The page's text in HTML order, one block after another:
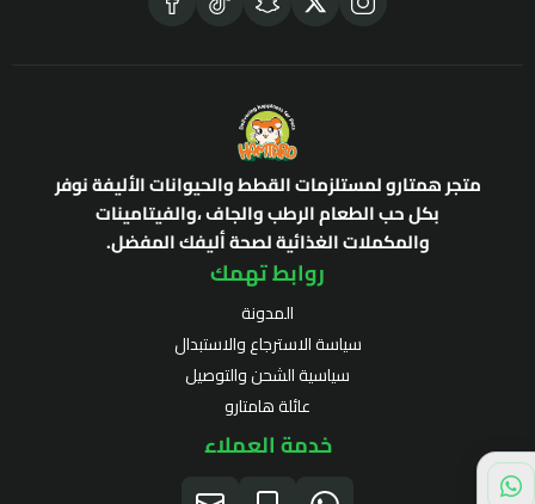
متجر همتارو لمستلزمات القطط والحيوانات الأليفة نوفر
بكل حب الطعام الرطب والجاف ،والفيتامينات
والمكملات الغذائية لصحة أليفك المفضل.
روابط تهمك
المدونة
سياسة الاسترجاع والاستبدال
سياسية الشحن والتوصيل
عائلة هامتارو
خدمة العملاء